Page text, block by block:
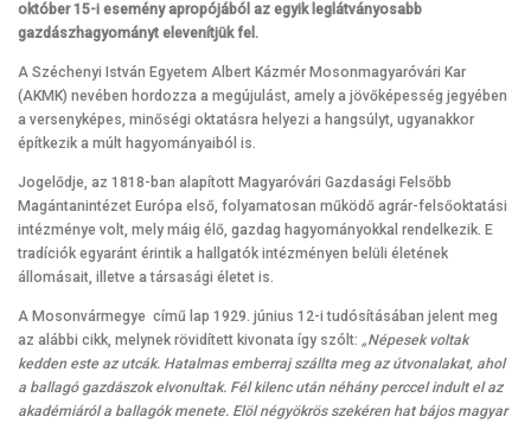
október 15-i esemény apropójából az egyik leglátványosabb
gazdászhagyományt elevenítjük fel.
A Széchenyi István Egyetem Albert Kázmér Mosonmagyaróvári Kar
(AKMK) nevében hordozza a megújulást, amely a jövőképesség jegyében
a versenyképes, minőségi oktatásra helyezi a hangsúlyt, ugyanakkor
építkezik a múlt hagyományaiból is.
Jogelődje, az 1818-ban alapított Magyaróvári Gazdasági Felsőbb
Magántanintézet Európa első, folyamatosan működő agrár-felsőoktatási
intézménye volt, mely máig élő, gazdag hagyományokkal rendelkezik. E
tradíciók egyaránt érintik a hallgatók intézményen belüli életének
állomásait, illetve a társasági életet is.
A Mosonvármegye című lap 1929. június 12-i tudósításában jelent meg
az alábbi cikk, melynek rövidített kivonata így szólt: „Népesek voltak
kedden este az utcák. Hatalmas emberraj szállta meg az útvonalakat, ahol
a ballagó gazdászok elvonultak. Fél kilenc után néhány perccel indult el az
akadémiáról a ballagók menete. Elöl négyökrös szekéren hat bájos magyar